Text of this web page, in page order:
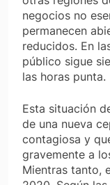
negocios no
permanecen
reducidos. En
público sigue
las horas punta.
Esta situación
de una nueva
contagiosa y
gravemente a
Mientras tanto,